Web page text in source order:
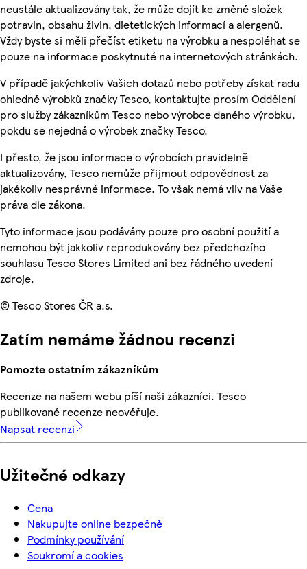
neustále aktualizovány tak, že může dojít ke změně složek
potravin, obsahu živin, dietetických informací a alergenů.
Vždy byste si měli přečíst etiketu na výrobku a nespoléhat se
pouze na informace poskytnuté na internetových stránkách.
V případě jakýchkoliv Vašich dotazů nebo potřeby získat radu
ohledně výrobků značky Tesco, kontaktujte prosím Oddělení
pro služby zákazníkům Tesco nebo výrobce daného výrobku,
pokdu se nejedná o výrobek značky Tesco.
I přesto, že jsou informace o výrobcích pravidelně
aktualizovány, Tesco nemůže přijmout odpovědnost za
jakékoliv nesprávné informace. To však nemá vliv na Vaše
práva dle zákona.
Tyto informace jsou podávány pouze pro osobní použití a
nemohou být jakkoliv reprodukovány bez předchozího
souhlasu Tesco Stores Limited ani bez řádného uvedení
zdroje.
© Tesco Stores ČR a.s.
Zatím nemáme žádnou recenzi
Pomozte ostatním zákazníkům
Recenze na našem webu píší naši zákazníci. Tesco
publikované recenze neověřuje.
Napsat recenzi
Užitečné odkazy
Cena
Nakupujte online bezpečně
Podmínky používání
Soukromí a cookies